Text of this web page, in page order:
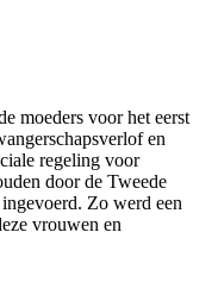
moeders voor het eerst
en
regeling voor
door de Tweede
Zo werd een
vrouwen en